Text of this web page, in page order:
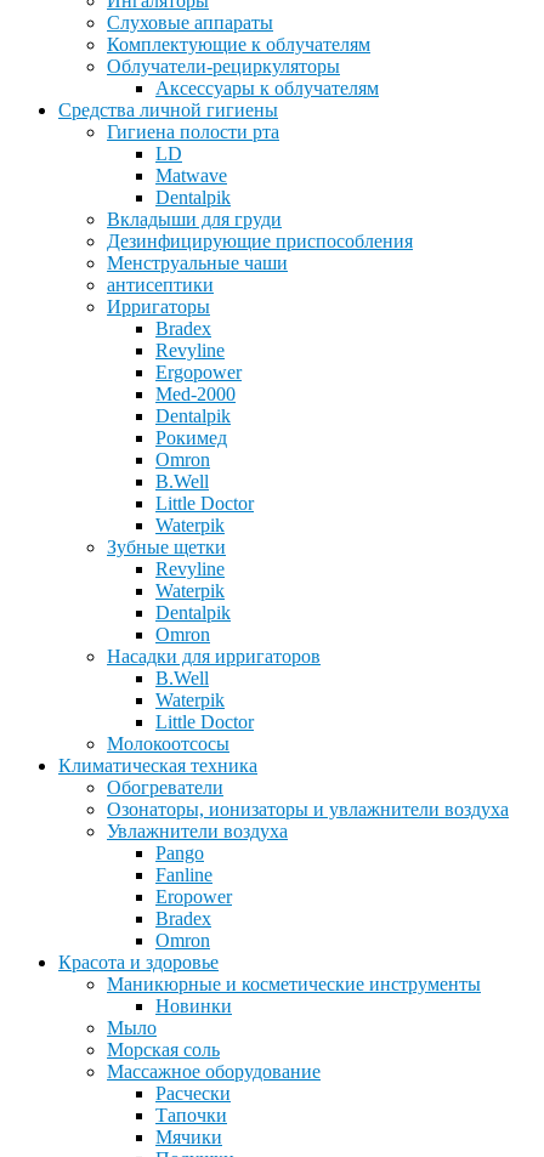
Слуховые аппараты
Комплектующие к облучателям
Облучатели-рециркуляторы
Аксессуары к облучателям
Средства личной гигиены
Гигиена полости рта
LD
Matwave
Dentalpik
Вкладыши для груди
Дезинфицирующие приспособления
Менструальные чаши
антисептики
Ирригаторы
Bradex
Revyline
Ergopower
Med-2000
Dentalpik
Рокимед
Omron
B.Well
Little Doctor
Waterpik
Зубные щетки
Revyline
Waterpik
Dentalpik
Omron
Насадки для ирригаторов
B.Well
Waterpik
Little Doctor
Молокоотсосы
Климатическая техника
Обогреватели
Озонаторы, ионизаторы и увлажнители воздуха
Увлажнители воздуха
Pango
Fanline
Eropower
Bradex
Omron
Красота и здоровье
Маникюрные и косметические инструменты
Новинки
Мыло
Морская соль
Массажное оборудование
Расчески
Тапочки
Мячики